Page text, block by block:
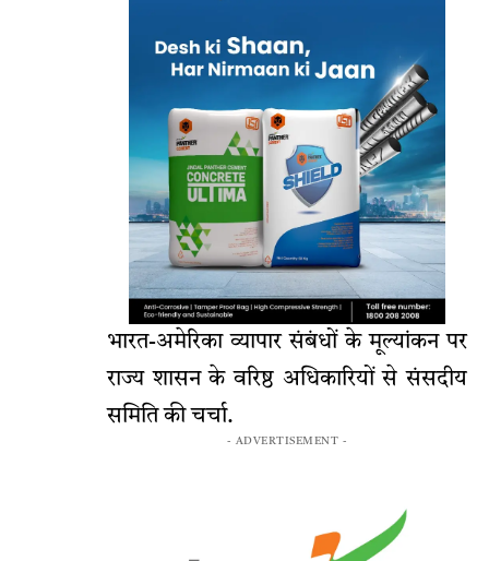
भारत-अमेरिका व्यापार संबंधों के मूल्यांकन पर
राज्य शासन के वरिष्ठ अधिकारियों से संसदीय
समिति की चर्चा.
- ADVERTISEMENT -